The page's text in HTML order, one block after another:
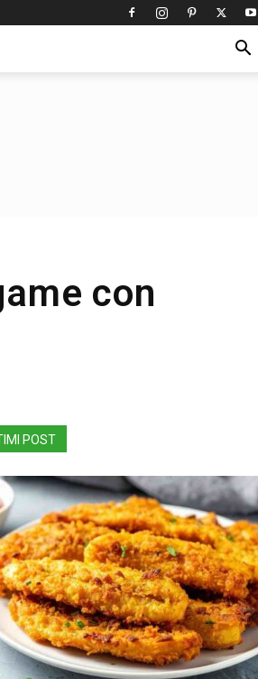
con
POST